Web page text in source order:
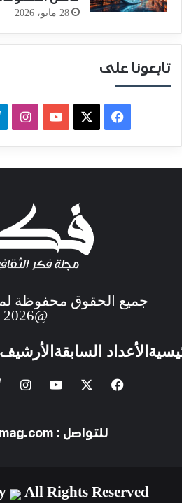
28 مايو، 2026
تابعونا على
جميع الحقوق محفوظة
@2026
الأعداد السابقة الأرشيف
للتواصل : info@fikrmag.com
All Rights Reserved